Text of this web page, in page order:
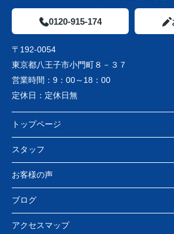
0120-915-174
〒192-0054
東京都八王子市小門町８－３７
営業時間： 9：00～18：00
定休日： 定休日無
トップページ
スタッフ
お客様の声
ブログ
アクセスマップ